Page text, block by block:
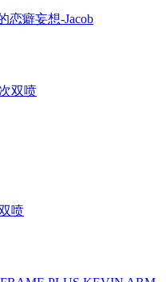
恋癖妄想-Jacob
喷